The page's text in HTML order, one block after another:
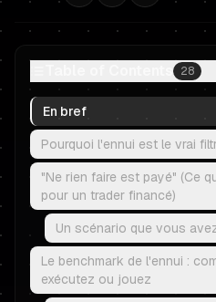
28
En bref
Pourquoi l'ennui est le vrai
"Ne rien faire est payé" (Ce
pour un trader financé)
Un scénario que vous
Le benchmark de l'ennui :
exécutez ou jouez